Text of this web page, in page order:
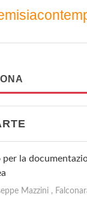
la
Mazzini ,